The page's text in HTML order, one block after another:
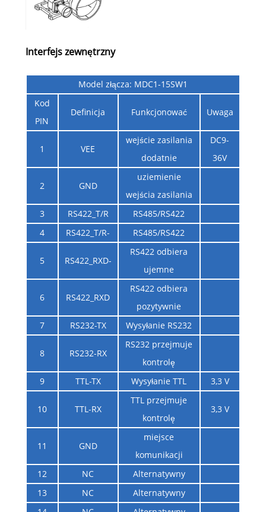
Interfejs zewnętrzny
Model złącza: MDC1-15SW1
Kod
PIN
Definicja Funkcjonować Uwaga
1 VEE
wejście zasilania
dodatnie
DC9-
36V
2 GND
uziemienie
wejścia zasilania
3
RS422_T/R
RS485/RS422
4
RS422_T/R- RS485/RS422
5 RS422_RXD-
RS422 odbiera
ujemne
6 RS422_RXD
RS422 odbiera
pozytywnie
7
RS232-TX Wysyłanie RS232
8 RS232-RX
RS232 przejmuje
kontrolę
9
TTL-TX Wysyłanie TTL 3,3 V
10 TTL-RX
TTL przejmuje
kontrolę
3,3 V
11 GND
miejsce
komunikacji
12
NC
Alternatywny
13
NC
Alternatywny